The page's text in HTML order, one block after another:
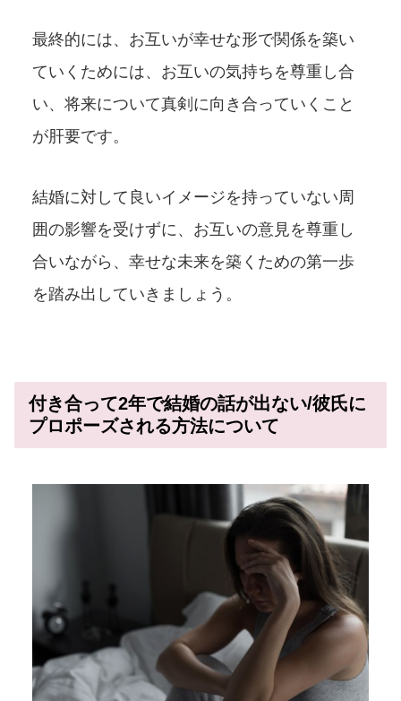
最終的には、お互いが幸せな形で関係を築い
ていくためには、お互いの気持ちを尊重し合
い、将来について真剣に向き合っていくこと
が肝要です。
結婚に対して良いイメージを持っていない周
囲の影響を受けずに、お互いの意見を尊重し
合いながら、幸せな未来を築くための第一歩
を踏み出していきましょう。
付き合って2年で結婚の話が出ない/彼氏に
プロポーズされる方法について